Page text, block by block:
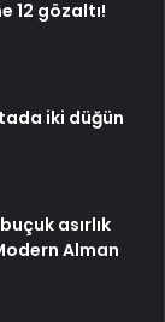
12 gözaltı!
iki düğün
asırlık
Alman